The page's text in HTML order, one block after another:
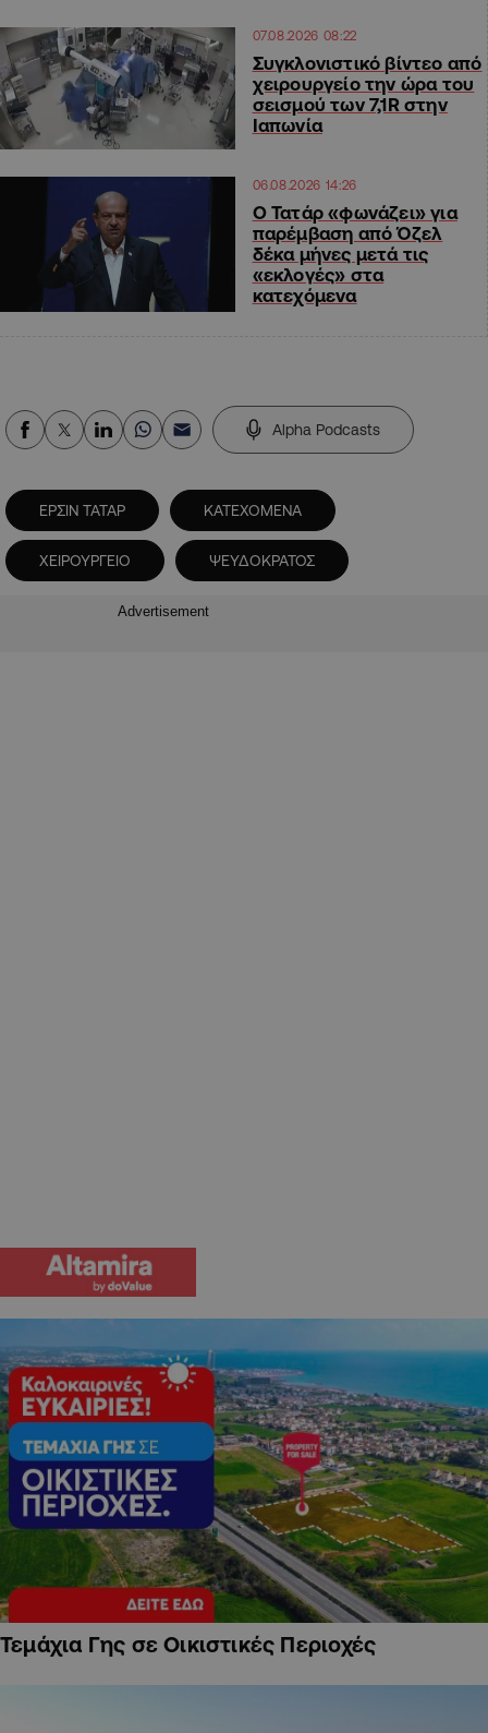
07.08.2026 08:22
Συγκλονιστικό βίντεο από
χειρουργείο την ώρα του
σεισμού των 7,1R στην
Ιαπωνία
06.08.2026 14:26
Ο Τατάρ «φωνάζει» για
παρέμβαση από Όζελ
δέκα μήνες μετά τις
«εκλογές» στα
κατεχόμενα
Alpha Podcasts
ΕΡΣΙΝ ΤΑΤΑΡ ΚΑΤΕΧΟΜΕΝΑ
ΧΕΙΡΟΥΡΓΕΙΟ ΨΕΥΔΟΚΡΑΤΟΣ
Advertisement
Τεμάχια Γης σε Οικιστικές Περιοχές